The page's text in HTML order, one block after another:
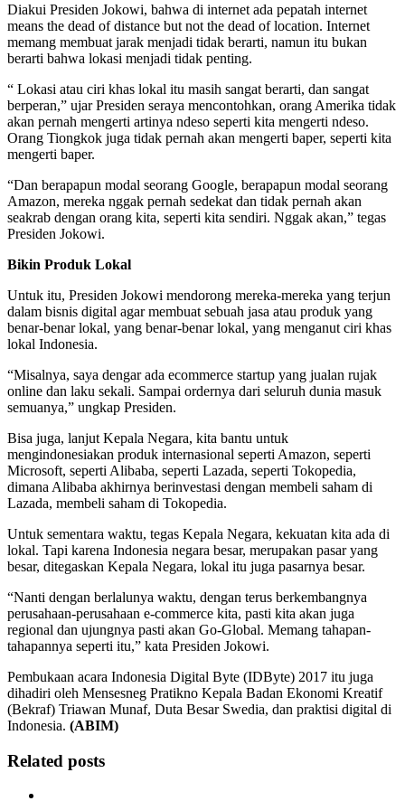
Diakui Presiden Jokowi, bahwa di internet ada pepatah internet
means the dead of distance but not the dead of location. Internet
memang membuat jarak menjadi tidak berarti, namun itu bukan
berarti bahwa lokasi menjadi tidak penting.
“ Lokasi atau ciri khas lokal itu masih sangat berarti, dan sangat
berperan,” ujar Presiden seraya mencontohkan, orang Amerika tidak
akan pernah mengerti artinya ndeso seperti kita mengerti ndeso.
Orang Tiongkok juga tidak pernah akan mengerti baper, seperti kita
mengerti baper.
“Dan berapapun modal seorang Google, berapapun modal seorang
Amazon, mereka nggak pernah sedekat dan tidak pernah akan
seakrab dengan orang kita, seperti kita sendiri. Nggak akan,” tegas
Presiden Jokowi.
Bikin Produk Lokal
Untuk itu, Presiden Jokowi mendorong mereka-mereka yang terjun
dalam bisnis digital agar membuat sebuah jasa atau produk yang
benar-benar lokal, yang benar-benar lokal, yang menganut ciri khas
lokal Indonesia.
“Misalnya, saya dengar ada ecommerce startup yang jualan rujak
online dan laku sekali. Sampai ordernya dari seluruh dunia masuk
semuanya,” ungkap Presiden.
Bisa juga, lanjut Kepala Negara, kita bantu untuk
mengindonesiakan produk internasional seperti Amazon, seperti
Microsoft, seperti Alibaba, seperti Lazada, seperti Tokopedia,
dimana Alibaba akhirnya berinvestasi dengan membeli saham di
Lazada, membeli saham di Tokopedia.
Untuk sementara waktu, tegas Kepala Negara, kekuatan kita ada di
lokal. Tapi karena Indonesia negara besar, merupakan pasar yang
besar, ditegaskan Kepala Negara, lokal itu juga pasarnya besar.
“Nanti dengan berlalunya waktu, dengan terus berkembangnya
perusahaan-perusahaan e-commerce kita, pasti kita akan juga
regional dan ujungnya pasti akan Go-Global. Memang tahapan-
tahapannya seperti itu,” kata Presiden Jokowi.
Pembukaan acara Indonesia Digital Byte (IDByte) 2017 itu juga
dihadiri oleh Mensesneg Pratikno Kepala Badan Ekonomi Kreatif
(Bekraf) Triawan Munaf, Duta Besar Swedia, dan praktisi digital di
Indonesia. (ABIM)
Related posts